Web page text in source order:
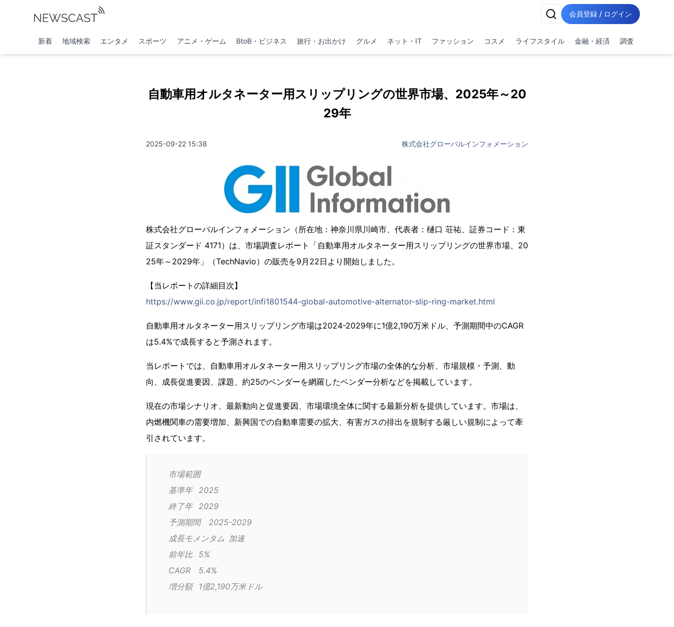
会員登録 / ログイン
新着 地域検索 エンタメ スポーツ アニメ・ゲーム BtoB・ビジネス 旅行・お出かけ グルメ ネット・IT ファッション コスメ ライフスタイル 金融・経済 調査
自動車用オルタネーター用スリップリングの世界市場、2025年～20
29年
2025-09-22 15:38 株式会社グローバルインフォメーション
株式会社グローバルインフォメーション（所在地：神奈川県川崎市、代表者：樋口 荘祐、証券コード：東
証スタンダード 4171）は、市場調査レポート「自動車用オルタネーター用スリップリングの世界市場、20
25年～2029年」（TechNavio）の販売を9月22日より開始しました。
【当レポートの詳細目次】
https://www.gii.co.jp/report/infi1801544-global-automotive-alternator-slip-ring-market.html
自動車用オルタネーター用スリップリング市場は2024-2029年に1億2,190万米ドル、予測期間中のCAGR
は5.4%で成長すると予測されます。
当レポートでは、自動車用オルタネーター用スリップリング市場の全体的な分析、市場規模・予測、動
向、成長促進要因、課題、約25のベンダーを網羅したベンダー分析などを掲載しています。
現在の市場シナリオ、最新動向と促進要因、市場環境全体に関する最新分析を提供しています。市場は、
内燃機関車の需要増加、新興国での自動車需要の拡大、有害ガスの排出を規制する厳しい規制によって牽
引されています。
市場範囲
基準年	2025
終了年	2029
予測期間	2025-2029
成長モメンタム	加速
前年比	5%
CAGR	5.4%
増分額	1億2,190万米ドル